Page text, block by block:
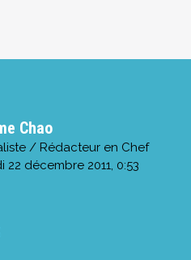
Chao
/ Rédacteur en Chef
22 décembre 2011, 0:53